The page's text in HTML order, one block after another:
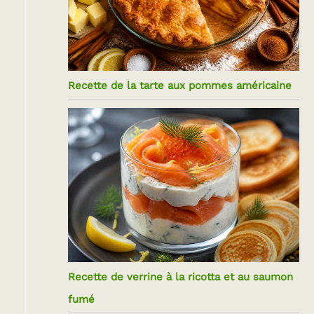
Recette de la tarte aux pommes américaine
Recette de verrine à la ricotta et au saumon
fumé